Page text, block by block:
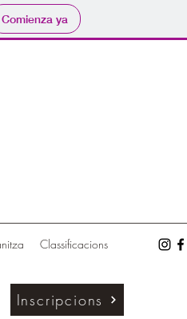
Comienza ya
Classificacions
Inscripcions